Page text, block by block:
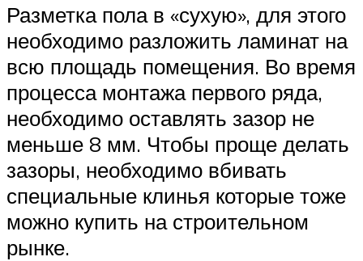
Разметка пола в «сухую», для этого
необходимо разложить ламинат на
всю площадь помещения. Во время
процесса монтажа первого ряда,
необходимо оставлять зазор не
меньше 8 мм. Чтобы проще делать
зазоры, необходимо вбивать
специальные клинья которые тоже
можно купить на строительном
рынке.